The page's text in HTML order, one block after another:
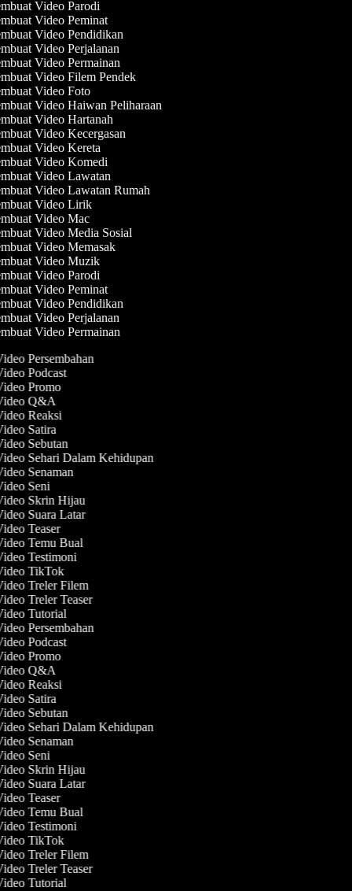
Video Parodi
Video Peminat
Video Pendidikan
Video Perjalanan
Video Permainan
Video Filem Pendek
Video Foto
Video Haiwan Peliharaan
Video Hartanah
Video Kecergasan
Video Kereta
Video Komedi
Video Lawatan
Video Lawatan Rumah
Video Lirik
Video Mac
Video Media Sosial
Video Memasak
Video Muzik
Video Parodi
Video Peminat
Video Pendidikan
Video Perjalanan
Video Permainan
Persembahan
Podcast
Promo
Q&A
Reaksi
Satira
Sebutan
Sehari Dalam Kehidupan
Senaman
Seni
Skrin Hijau
Suara Latar
Teaser
Temu Bual
Testimoni
TikTok
Treler Filem
Treler Teaser
Tutorial
Persembahan
Podcast
Promo
Q&A
Reaksi
Satira
Sebutan
Sehari Dalam Kehidupan
Senaman
Seni
Skrin Hijau
Suara Latar
Teaser
Temu Bual
Testimoni
TikTok
Treler Filem
Treler Teaser
Tutorial